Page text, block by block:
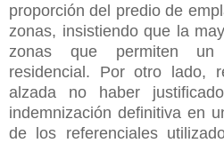
proporción del predio de
zonas, insistiendo que la
zonas que permiten
residencial. Por otro lado,
alzada no haber
indemnización definitiva en
de los referenciales